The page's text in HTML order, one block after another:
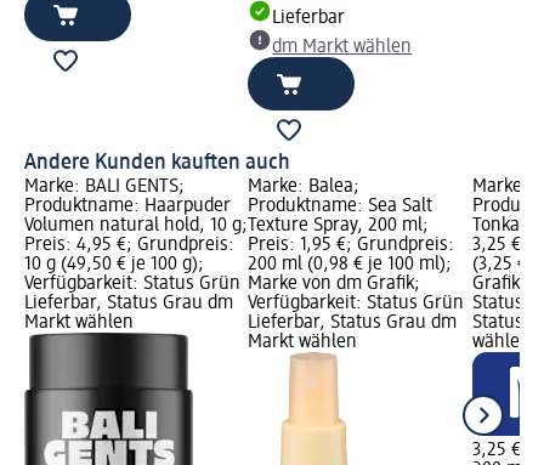
Lieferbar
dm Markt wählen
Andere Kunden kauften auch
Marke: BALI GENTS;
Produktname: Haarpuder
Volumen natural hold, 10 g;
Preis: 4,95 €; Grundpreis:
10 g (49,50 € je 100 g);
Verfügbarkeit: Status Grün
Lieferbar, Status Grau dm
Markt wählen
Marke: Balea;
Produktname: Sea Salt
Texture Spray, 200 ml;
Preis: 1,95 €; Grundpreis:
200 ml (0,98 € je 100 ml);
Marke von dm Grafik;
Verfügbarkeit: Status Grün
Lieferbar, Status Grau dm
Markt wählen
Marke:
Tonka
3,25 €;
(3,25 €
Grafik;
Status
Status
wählen
3,25 €